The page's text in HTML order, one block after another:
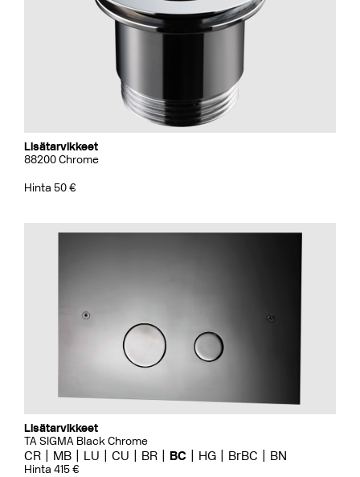
Lisätarvikkeet
88200 Chrome
Hinta 50 €
Lisätarvikkeet
TA SIGMA Black Chrome
CR MB LU CU BR BC HG BrBC BN
Hinta 415 €